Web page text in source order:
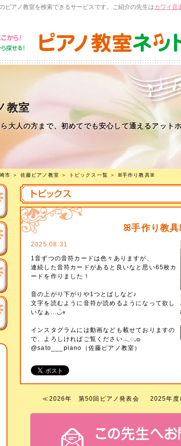
ピアノ教室を検索できるサービスです。ご紹介の先生はカワイ音
教室
大人の方まで、初めてでも安心して通えるアット
市 ＞ 佐藤ピアノ教室 ＞ トピックス一覧 ＞ ꕤ手作り教具ꕤ
ꕤ手作り教
2025.08.31
1音ずつの音符カードは色々ありますが、
連続した音符カードがあると良いなと思い65枚カ
ードを作りました！
音の上がり下がりや1つとばしなど♪
文字を読むように音符が読めるようになって欲し
いなぁ...◡̈⭐︎
インスタグラムには動画なども載せておりますの
で、よろしければご覧ください𓂃◌𓈒𓐍
@sato___piano（佐藤ピアノ教室）
≪2026年 第50回ピアノ発表会 2025年度